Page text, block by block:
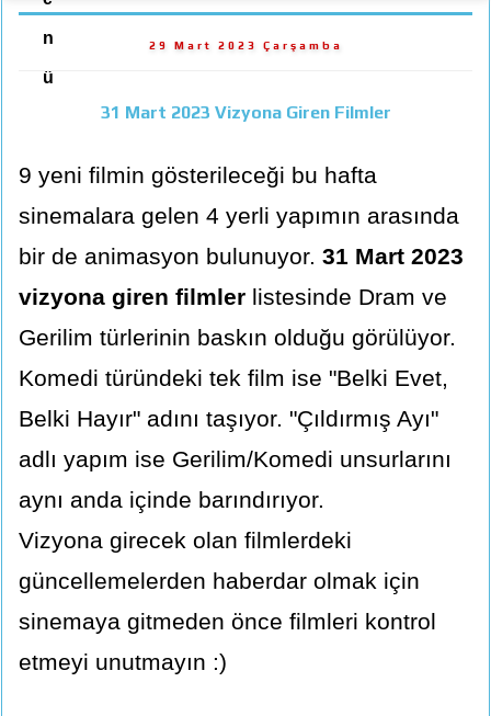
n
ü
29 Mart 2023 Çarşamba
31 Mart 2023 Vizyona Giren Filmler
9 yeni filmin gösterileceği bu hafta
sinemalara gelen 4 yerli yapımın arasında
bir de animasyon bulunuyor. 31 Mart 2023
vizyona giren filmler listesinde Dram ve
Gerilim türlerinin baskın olduğu görülüyor.
Komedi türündeki tek film ise "Belki Evet,
Belki Hayır" adını taşıyor. "Çıldırmış Ayı"
adlı yapım ise Gerilim/Komedi unsurlarını
aynı anda içinde barındırıyor.
Vizyona girecek olan filmlerdeki
güncellemelerden haberdar olmak için
sinemaya gitmeden önce filmleri kontrol
etmeyi unutmayın :)